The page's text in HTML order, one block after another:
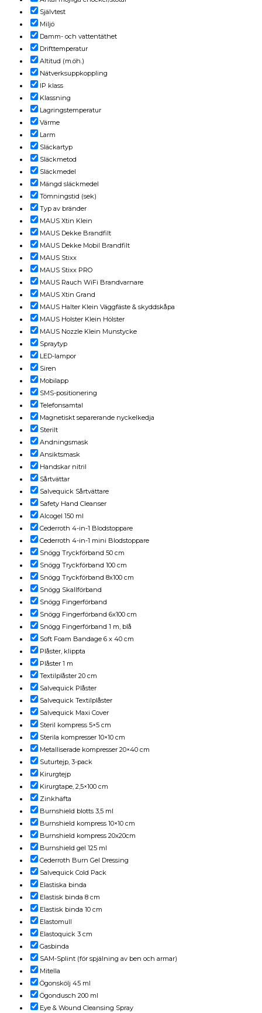
Självtest
Miljö
Damm- och vattentäthet
Drifttemperatur
Altitud (m.öh.)
Nätverksuppkoppling
IP klass
Klassning
Lagringstemperatur
Värme
Larm
Släckartyp
Släckmetod
Släckmedel
Mängd släckmedel
Tömningstid (sek)
Typ av bränder
MAUS Xtin Klein
MAUS Dekke Brandfilt
MAUS Dekke Mobil Brandfilt
MAUS Stixx
MAUS Stixx PRO
MAUS Rauch WiFi Brandvarnare
MAUS Xtin Grand
MAUS Halter Klein Väggfäste & skyddskåpa
MAUS Holster Klein Hölster
MAUS Nozzle Klein Munstycke
Spraytyp
LED-lampor
Siren
Mobilapp
SMS-positionering
Telefonsamtal
Magnetiskt separerande nyckelkedja
Sterilt
Andningsmask
Ansiktsmask
Handskar nitril
Sårtvättar
Salvequick Sårtvättare
Safety Hand Cleanser
Alcogel 150 ml
Cederroth 4-in-1 Blodstoppare
Cederroth 4-in-1 mini Blodstoppare
Snögg Tryckförband 50 cm
Snögg Tryckförband 100 cm
Snögg Tryckförband 8x100 cm
Snögg Skallförband
Snögg Fingerförband
Snögg Fingerförband 6x100 cm
Snögg Fingerförband 1 m, blå
Soft Foam Bandage 6 x 40 cm
Plåster, klippta
Plåster 1 m
Textilplåster 20 cm
Salvequick Plåster
Salvequick Textilplåster
Salvequick Maxi Cover
Steril kompress 5×5 cm
Sterila kompresser 10×10 cm
Metalliserade kompresser 20×40 cm
Suturtejp, 3-pack
Kirurgtejp
Kirurgtape, 2,5×100 cm
Zinkhäfta
Burnshield blotts 3,5 ml
Burnshield kompress 10×10 cm
Burnshield kompress 20x20cm
Burnshield gel 125 ml
Cederroth Burn Gel Dressing
Salvequick Cold Pack
Elastiska binda
Elastisk binda 8 cm
Elastisk binda 10 cm
Elastomull
Elastoquick 3 cm
Gasbinda
SAM-Splint (för spjälning av ben och armar)
Mitella
Ögonskölj 45 ml
Ögondusch 200 ml
Eye & Wound Cleansing Spray